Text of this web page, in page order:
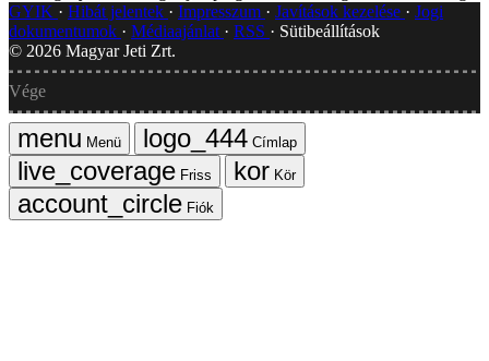
GYIK
Hibát jelentek Impresszum Javítások kezelése
Jogi
dokumentumok
Médiaajánlat RSS
Sütibeállítások
© 2026 Magyar Jeti Zrt.
Vége
Menü
Címlap
Friss
Kör
Fiók